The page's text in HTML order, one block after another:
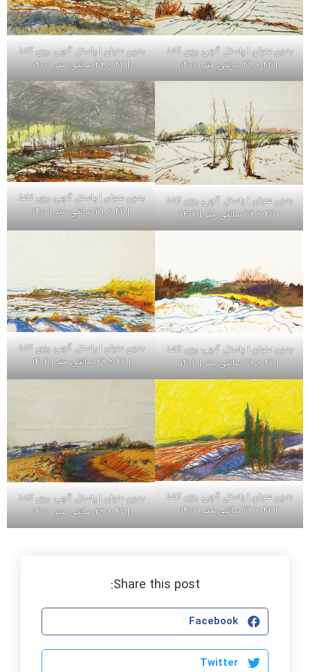
بدون عنوان | پاستل گچی روی کاغذ
| 42 × 29 سانتی متر | 1401
بدون عنوان | پاستل گچی روی کاغذ
| 42 × 29 سانتی متر | 1401
بدون عنوان | پاستل گچی روی کاغذ
| 42 × 29 سانتی متر | 1402
بدون عنوان | پاستل گچی روی کاغذ
| 42 × 29 سانتی متر | 1401
بدون عنوان | پاستل گچی روی کاغذ
| 42 × 29 سانتی متر | 1402
بدون عنوان | پاستل گچی روی کاغذ
| 42 × 29 سانتی متر | 1402
بدون عنوان | پاستل گچی روی کاغذ
| 42 × 29 سانتی متر | 1401
بدون عنوان | پاستل گچی روی کاغذ
| 42 × 29 سانتی متر | 1401
Share this post:
Facebook
Twitter